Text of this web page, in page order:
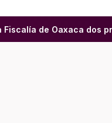
de Oaxaca dos